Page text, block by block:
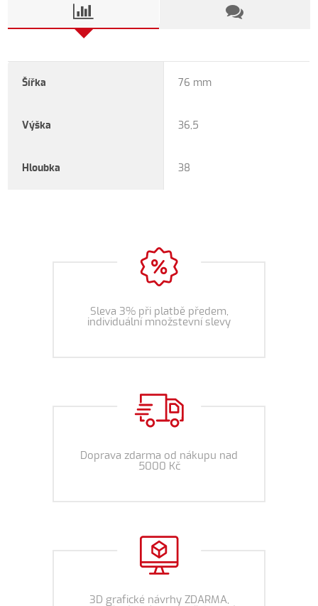
Šířka 76 mm
Výška 36,5
Hloubka 38
Sleva 3% při platbě předem,
individuální množstevní slevy
Doprava zdarma od nákupu nad
5000 Kč
3D grafické návrhy ZDARMA,